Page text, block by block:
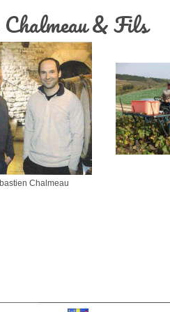
Chalmeau
& Fils